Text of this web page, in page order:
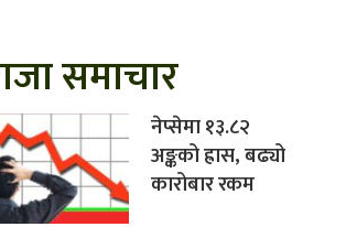
समाचार
नेप्सेमा १३.८२
अङ्कको ह्रास, बढ्यो
कारोबार रकम